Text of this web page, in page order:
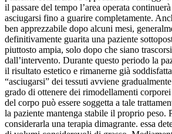
il passare del tempo l’area operata
asciugarsi fino a guarire completamente.
ben apprezzabile dopo alcuni mesi,
definitivamente guarita una paziente
piuttosto ampia, solo dopo che siano
dall’intervento. Durante questo periodo la
il risultato estetico e rimanerne già
“asciugarsi” dei tessuti avviene
grado di ottenere dei rimodellamenti
del corpo può essere soggetta a tale
la paziente mantenga stabile il proprio peso.
considerarla una terapia dimagrante. essa